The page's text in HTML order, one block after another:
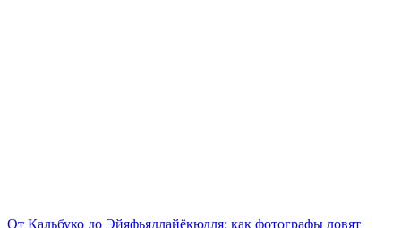
От Кальбуко до Эйяфьядлайёкюдля: как фотографы ловят